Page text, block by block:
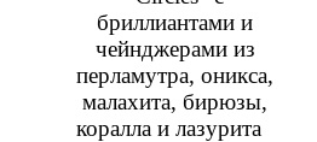
бриллиантами и
чейнджерами из
перламутра, оникса,
малахита, бирюзы,
коралла и лазурита